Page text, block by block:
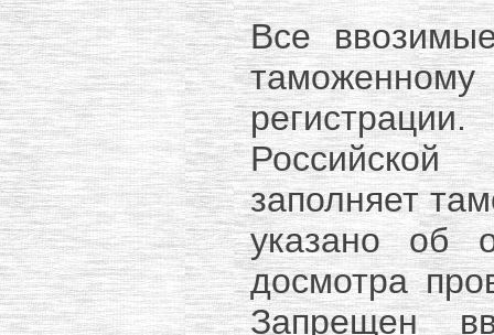
Все
заполняет
указано об
досмотра
Запрещен